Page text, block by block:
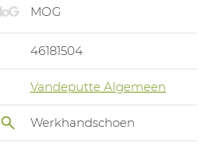
MOG
46181504
Vandeputte Algemeen
Werkhandschoen